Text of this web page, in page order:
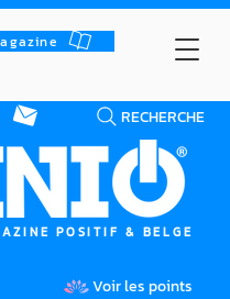
RECHERCHE
POSITIF & BELGE
Voir les points